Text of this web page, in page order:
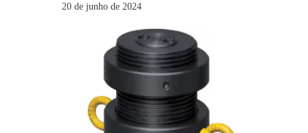
20 de junho de 2024